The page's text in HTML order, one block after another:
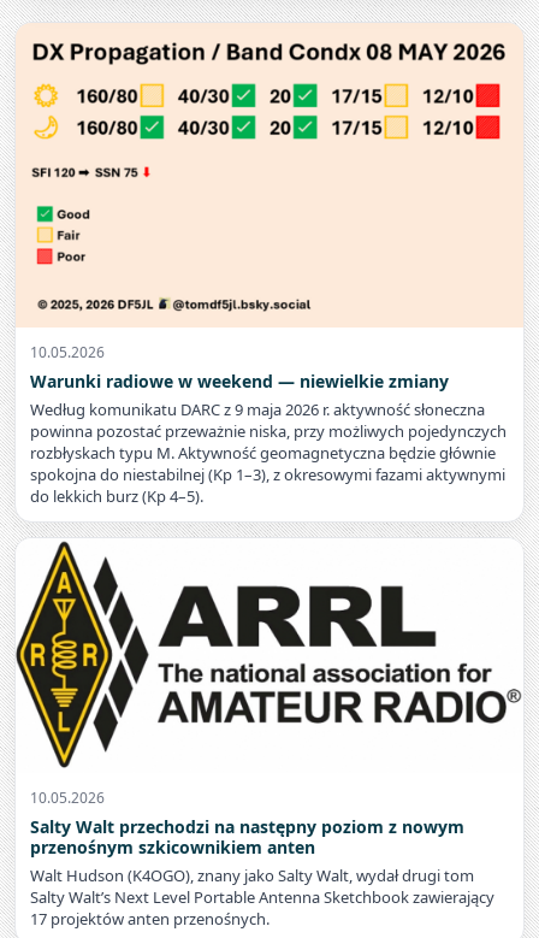
10.05.2026
Warunki radiowe w weekend — niewielkie zmiany
Według komunikatu DARC z 9 maja 2026 r. aktywność słoneczna
powinna pozostać przeważnie niska, przy możliwych pojedynczych
rozbłyskach typu M. Aktywność geomagnetyczna będzie głównie
spokojna do niestabilnej (Kp 1–3), z okresowymi fazami aktywnymi
do lekkich burz (Kp 4–5).
10.05.2026
Salty Walt przechodzi na następny poziom z nowym
przenośnym szkicownikiem anten
Walt Hudson (K4OGO), znany jako Salty Walt, wydał drugi tom
Salty Walt’s Next Level Portable Antenna Sketchbook zawierający
17 projektów anten przenośnych.